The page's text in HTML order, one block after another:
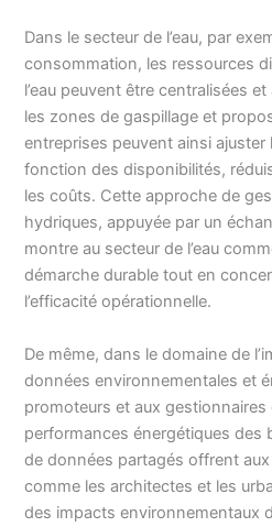
Dans le secteur de l’eau, par
consommation, les ressources
l’eau peuvent être centralisées
les zones de gaspillage et
entreprises peuvent ainsi ajuster
fonction des disponibilités,
les coûts. Cette approche de
hydriques, appuyée par un
montre au secteur de l’eau
démarche durable tout en
l’efficacité opérationnelle.
De même, dans le domaine de
données environnementales et
promoteurs et aux gestionnaires
performances énergétiques des
de données partagés offrent
comme les architectes et les
des impacts environnementaux